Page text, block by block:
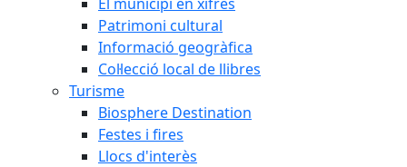
Patrimoni cultural
Informació geogràfica
Col·lecció local de llibres
Turisme
Biosphere Destination
Festes i fires
Llocs d'interès